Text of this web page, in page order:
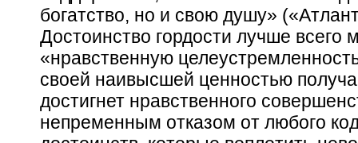
богатство, но и свою душу»
Достоинство гордости лучше всего
«нравственную
своей наивысшей ценностью
достигнет нравственного
непременным отказом от любого